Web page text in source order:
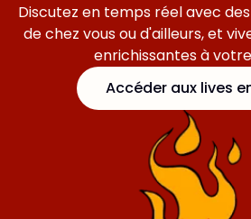
Discutez en temps réel avec
de chez vous ou d'ailleurs, et
enrichissantes à
Accéder aux lives